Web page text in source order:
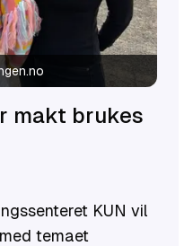
makt brukes
KUN vil
temaet